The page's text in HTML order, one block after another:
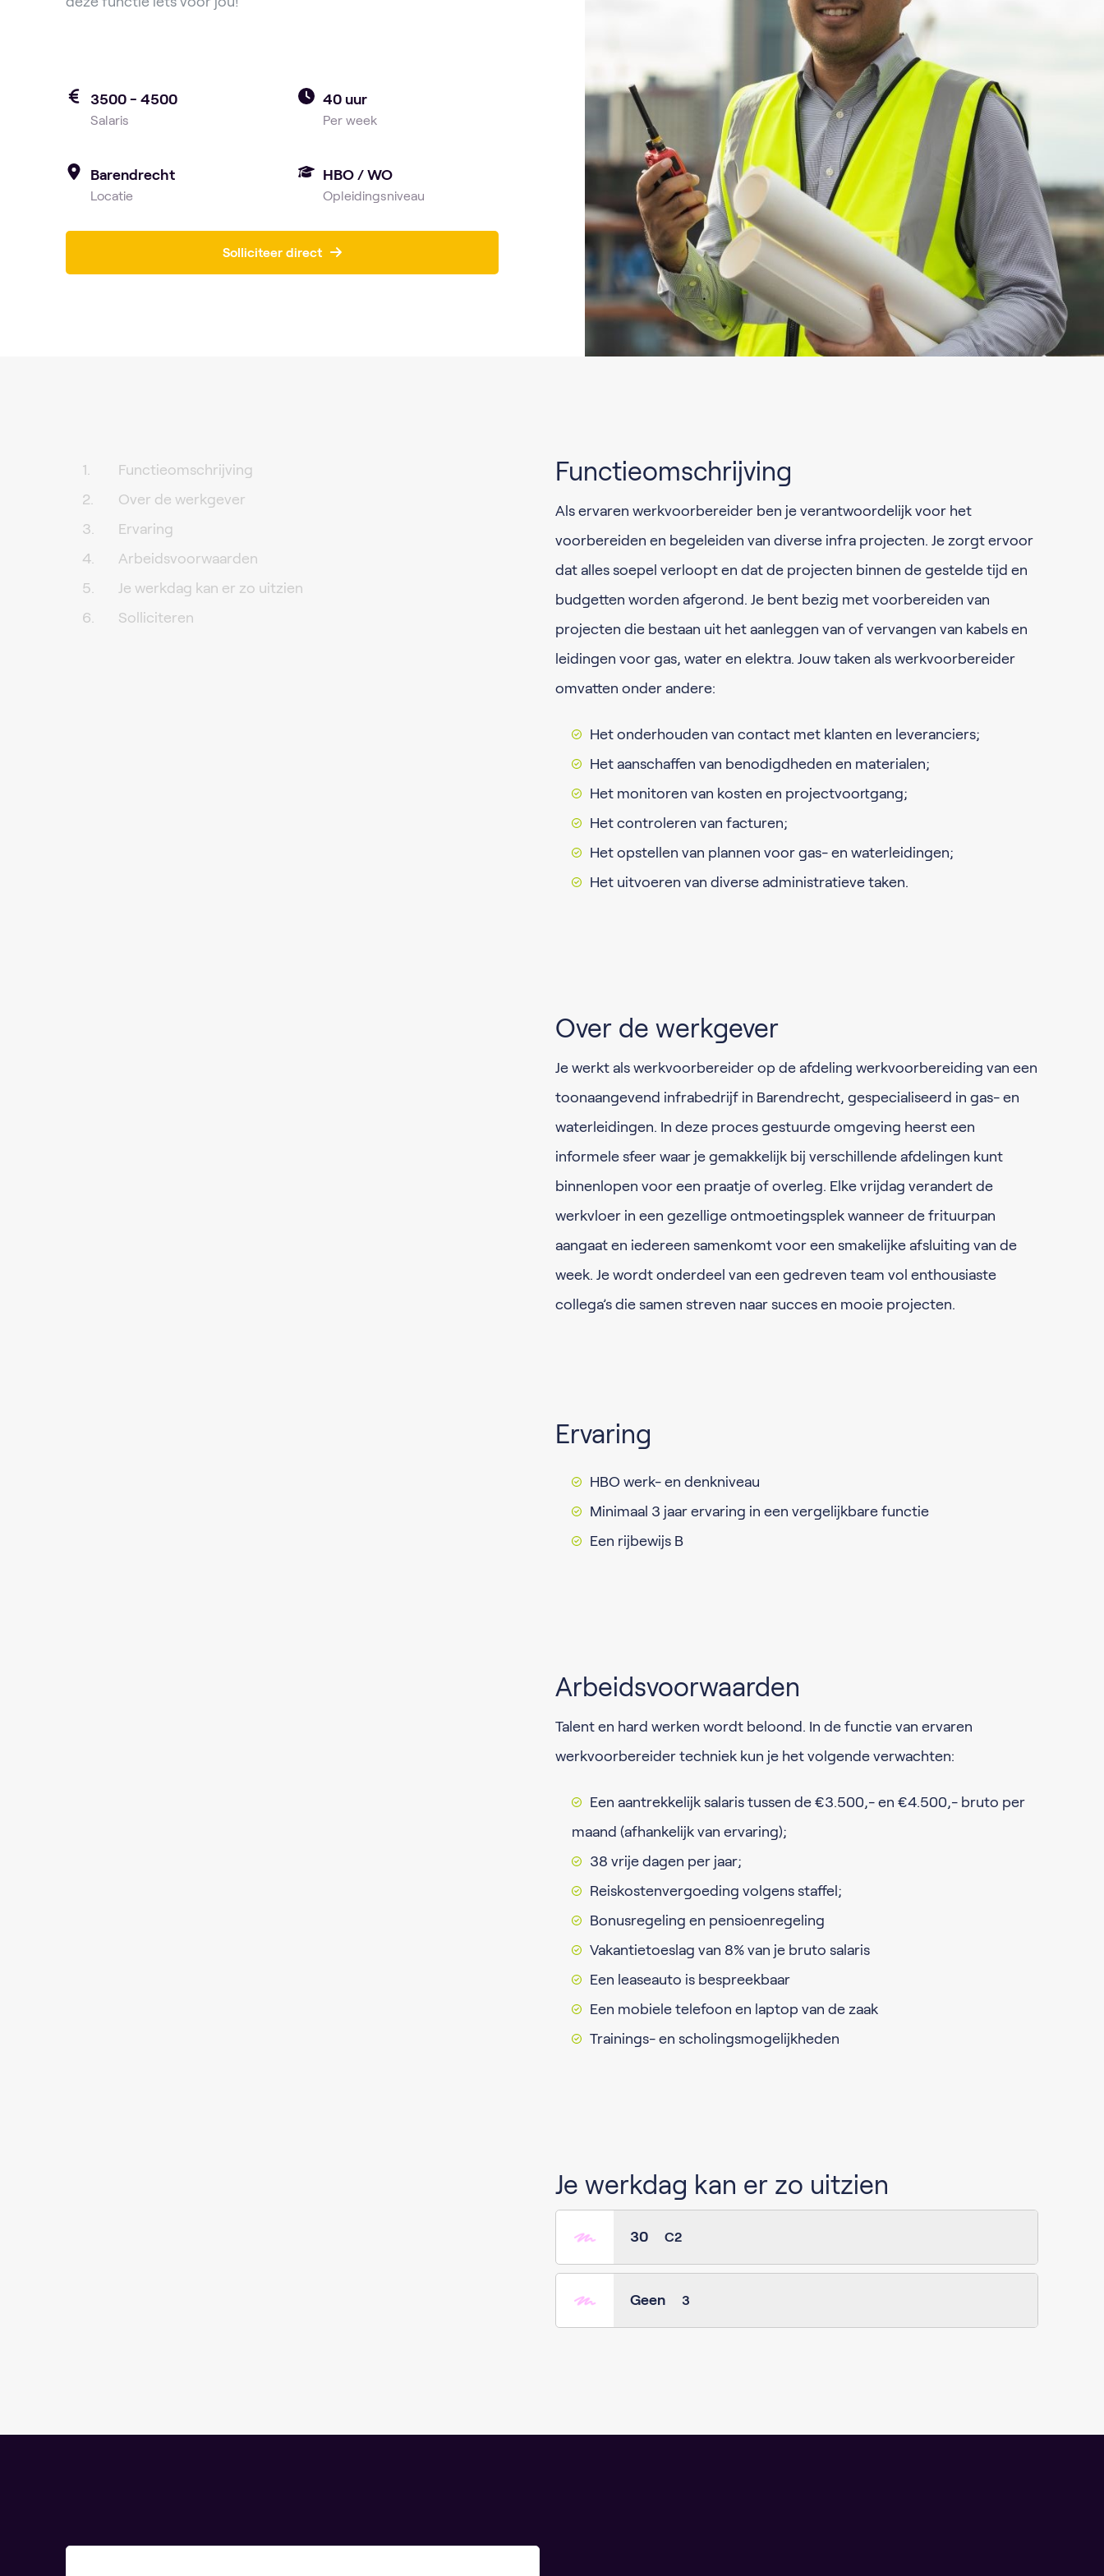
3500 - 4500
Salaris
40 uur
Per week
Barendrecht
Locatie
HBO / WO
Opleidingsniveau
Solliciteer direct
Functieomschrijving
Over de werkgever
Ervaring
Arbeidsvoorwaarden
Je werkdag kan er zo uitzien
Solliciteren
Functieomschrijving
Als ervaren werkvoorbereider ben je verantwoordelijk voor het
voorbereiden en begeleiden van diverse infra projecten. Je zorgt ervoor
dat alles soepel verloopt en dat de projecten binnen de gestelde tijd en
budgetten worden afgerond. Je bent bezig met voorbereiden van
projecten die bestaan uit het aanleggen van of vervangen van kabels en
leidingen voor gas, water en elektra. Jouw taken als werkvoorbereider
omvatten onder andere:
Het onderhouden van contact met klanten en leveranciers;
Het aanschaffen van benodigdheden en materialen;
Het monitoren van kosten en projectvoortgang;
Het controleren van facturen;
Het opstellen van plannen voor gas- en waterleidingen;
Het uitvoeren van diverse administratieve taken.
Over de werkgever
Je werkt als werkvoorbereider op de afdeling werkvoorbereiding van een
toonaangevend infrabedrijf in Barendrecht, gespecialiseerd in gas- en
waterleidingen. In deze proces gestuurde omgeving heerst een
informele sfeer waar je gemakkelijk bij verschillende afdelingen kunt
binnenlopen voor een praatje of overleg. Elke vrijdag verandert de
werkvloer in een gezellige ontmoetingsplek wanneer de frituurpan
aangaat en iedereen samenkomt voor een smakelijke afsluiting van de
week. Je wordt onderdeel van een gedreven team vol enthousiaste
collega’s die samen streven naar succes en mooie projecten.
Ervaring
HBO werk- en denkniveau
Minimaal 3 jaar ervaring in een vergelijkbare functie
Een rijbewijs B
Arbeidsvoorwaarden
Talent en hard werken wordt beloond. In de functie van ervaren
werkvoorbereider techniek kun je het volgende verwachten:
Een aantrekkelijk salaris tussen de €3.500,- en €4.500,- bruto per
maand (afhankelijk van ervaring);
38 vrije dagen per jaar;
Reiskostenvergoeding volgens staffel;
Bonusregeling en pensioenregeling
Vakantietoeslag van 8% van je bruto salaris
Een leaseauto is bespreekbaar
Een mobiele telefoon en laptop van de zaak
Trainings- en scholingsmogelijkheden
Je werkdag kan er zo uitzien
30 C2
Geen 3